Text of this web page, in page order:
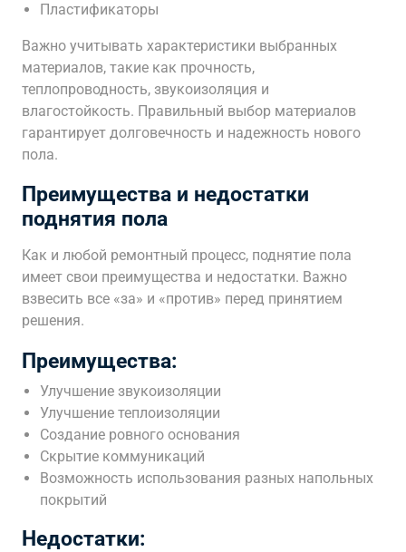
Пластификаторы
Важно учитывать характеристики выбранных
материалов, такие как прочность,
теплопроводность, звукоизоляция и
влагостойкость. Правильный выбор материалов
гарантирует долговечность и надежность нового
пола.
Преимущества и недостатки
поднятия пола
Как и любой ремонтный процесс, поднятие пола
имеет свои преимущества и недостатки. Важно
взвесить все «за» и «против» перед принятием
решения.
Преимущества:
Улучшение звукоизоляции
Улучшение теплоизоляции
Создание ровного основания
Скрытие коммуникаций
Возможность использования разных напольных
покрытий
Недостатки: